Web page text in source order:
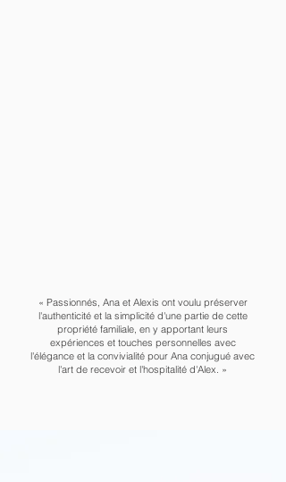
« Passionnés, Ana et Alexis ont voulu préserver
l'authenticité et la simplicité d'une partie de cette
propriété familiale, en y apportant leurs
expériences et touches personnelles avec
l'élégance et la convivialité pour Ana conjugué avec
l'art de recevoir et l'hospitalité d'Alex. »